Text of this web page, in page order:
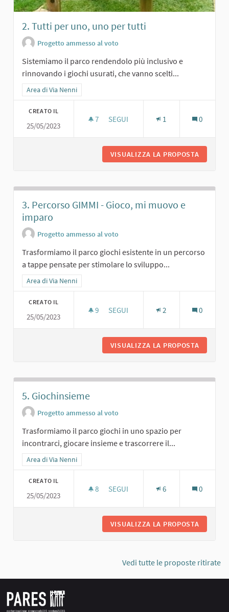
2. Tutti per uno, uno per tutti
Progetto ammesso al voto
Sistemiamo il parco rendendolo più inclusivo e
rinnovando i giochi usurati, che vanno scelti...
Filtra i risultati per categoria: Area di Via Nenni
Area di Via Nenni
CREATO IL
25/05/2023
7 7 SOSTENITORI
SEGUI 1 0
VISUALIZZA LA PROPOSTA
3. Percorso GIMMI - Gioco, mi muovo e
imparo
Progetto ammesso al voto
Trasformiamo il parco giochi esistente in un percorso
a tappe pensate per stimolare lo sviluppo...
Filtra i risultati per categoria: Area di Via Nenni
Area di Via Nenni
CREATO IL
25/05/2023
9 9 SOSTENITORI
SEGUI 2 0
VISUALIZZA LA PROPOSTA
5. Giochinsieme
Progetto ammesso al voto
Trasformiamo il parco giochi in uno spazio per
incontrarci, giocare insieme e trascorrere il...
Filtra i risultati per categoria: Area di Via Nenni
Area di Via Nenni
CREATO IL
25/05/2023
8 8 SOSTENITORI
SEGUI 6 0
VISUALIZZA LA PROPOSTA
Vedi tutte le proposte ritirate